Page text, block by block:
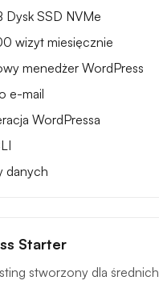
Dysk SSD NVMe
wizyt miesięcznie
menedżer WordPress
e-mail
WordPressa
danych
Starter
stworzony dla średnich